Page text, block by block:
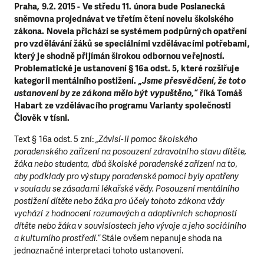
Praha, 9.2. 2015 - Ve středu 11. února bude Poslanecká
sněmovna projednávat ve třetím čtení novelu školského
zákona. Novela přichází se systémem podpůrných opatření
pro vzdělávání žáků se speciálními vzdělávacími potřebami,
který je shodně přijímán širokou odbornou veřejností.
Problematické je ustanovení§ 16a odst. 5, které rozšiřuje
kategorii mentálního postižení. „Jsme přesvědčení, že toto
ustanovení by ze zákona mělo být vypuštěno,“říká Tomáš
Habart ze vzdělávacího programu Varianty společnosti
Člověk v tísni.
Text § 16a odst. 5 zní:„Závisí-li pomoc školského
poradenského zařízení na posouzení zdravotního stavu dítěte,
žáka nebo studenta, dbá školské poradenské zařízení na to,
aby podklady pro výstupy poradenské pomoci byly opatřeny
v souladu se zásadami lékařské vědy. Posouzení mentálního
postižení dítěte nebo žáka pro účely tohoto zákona vždy
vychází z hodnocení rozumových a adaptivních schopností
dítěte nebo žáka v souvislostech jeho vývoje a jeho sociálního
a kulturního prostředí.“Stále ovšem nepanuje shoda na
jednoznačné interpretaci tohoto ustanovení.